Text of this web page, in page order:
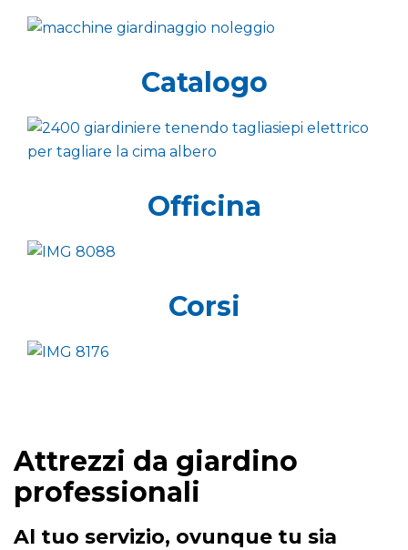
Catalogo
Officina
Corsi
Attrezzi da giardino
professionali
Al tuo servizio, ovunque tu sia